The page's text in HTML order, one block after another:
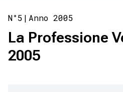
N°5| Anno 2005
La Professione
2005